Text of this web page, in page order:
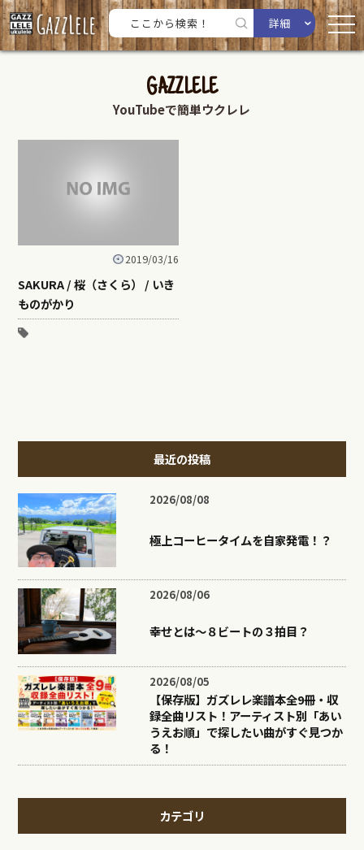
詳細
GAZZLELE
YouTubeで簡単ウクレレ
2019/03/16
SAKURA / 桜（さくら） / いき
ものがかり
最近の投稿
2026/08/08
極上コーヒータイムを自家発電！？
2026/08/06
幸せとは〜８ビートの３拍目？
2026/08/05
【保存版】ガズレレ楽譜本全9冊・収
録全曲リスト！アーティスト別「あい
うえお順」で探したい曲がすぐ見つか
る！
カテゴリ